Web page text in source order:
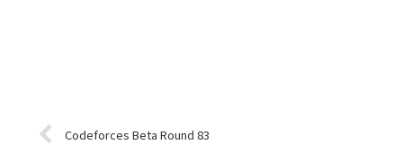
Codeforces Beta Round 83